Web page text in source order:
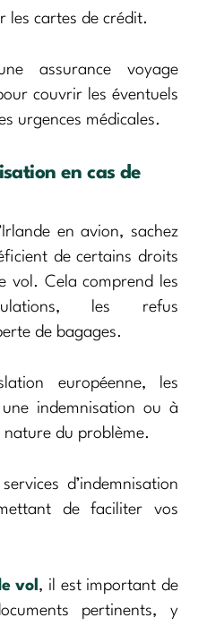
les cartes de crédit.
assurance voyage
couvrir les éventuels
urgences médicales.
en cas de
en avion, sachez
de certains droits
vol. Cela comprend les
les refus
de bagages.
européenne, les
indemnisation ou à
nature du problème.
d’indemnisation
de faciliter vos
vol , il est important de
pertinents, y